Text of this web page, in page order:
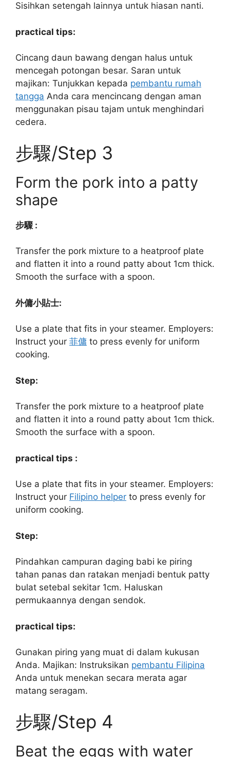
Sisihkan setengah lainnya untuk hiasan nanti.
practical tips:
Cincang daun bawang dengan halus untuk
mencegah potongan besar. Saran untuk
majikan: Tunjukkan kepada pembantu rumah
tangga Anda cara mencincang dengan aman
menggunakan pisau tajam untuk menghindari
cedera.
步驟/Step 3
Form the pork into a patty
shape
步驟 :
Transfer the pork mixture to a heatproof plate
and flatten it into a round patty about 1cm thick.
Smooth the surface with a spoon.
外傭小貼士:
Use a plate that fits in your steamer. Employers:
Instruct your 菲傭 to press evenly for uniform
cooking.
Step:
Transfer the pork mixture to a heatproof plate
and flatten it into a round patty about 1cm thick.
Smooth the surface with a spoon.
practical tips :
Use a plate that fits in your steamer. Employers:
Instruct your Filipino helper to press evenly for
uniform cooking.
Step:
Pindahkan campuran daging babi ke piring
tahan panas dan ratakan menjadi bentuk patty
bulat setebal sekitar 1cm. Haluskan
permukaannya dengan sendok.
practical tips:
Gunakan piring yang muat di dalam kukusan
Anda. Majikan: Instruksikan pembantu Filipina
Anda untuk menekan secara merata agar
matang seragam.
步驟/Step 4
Beat the eggs with water